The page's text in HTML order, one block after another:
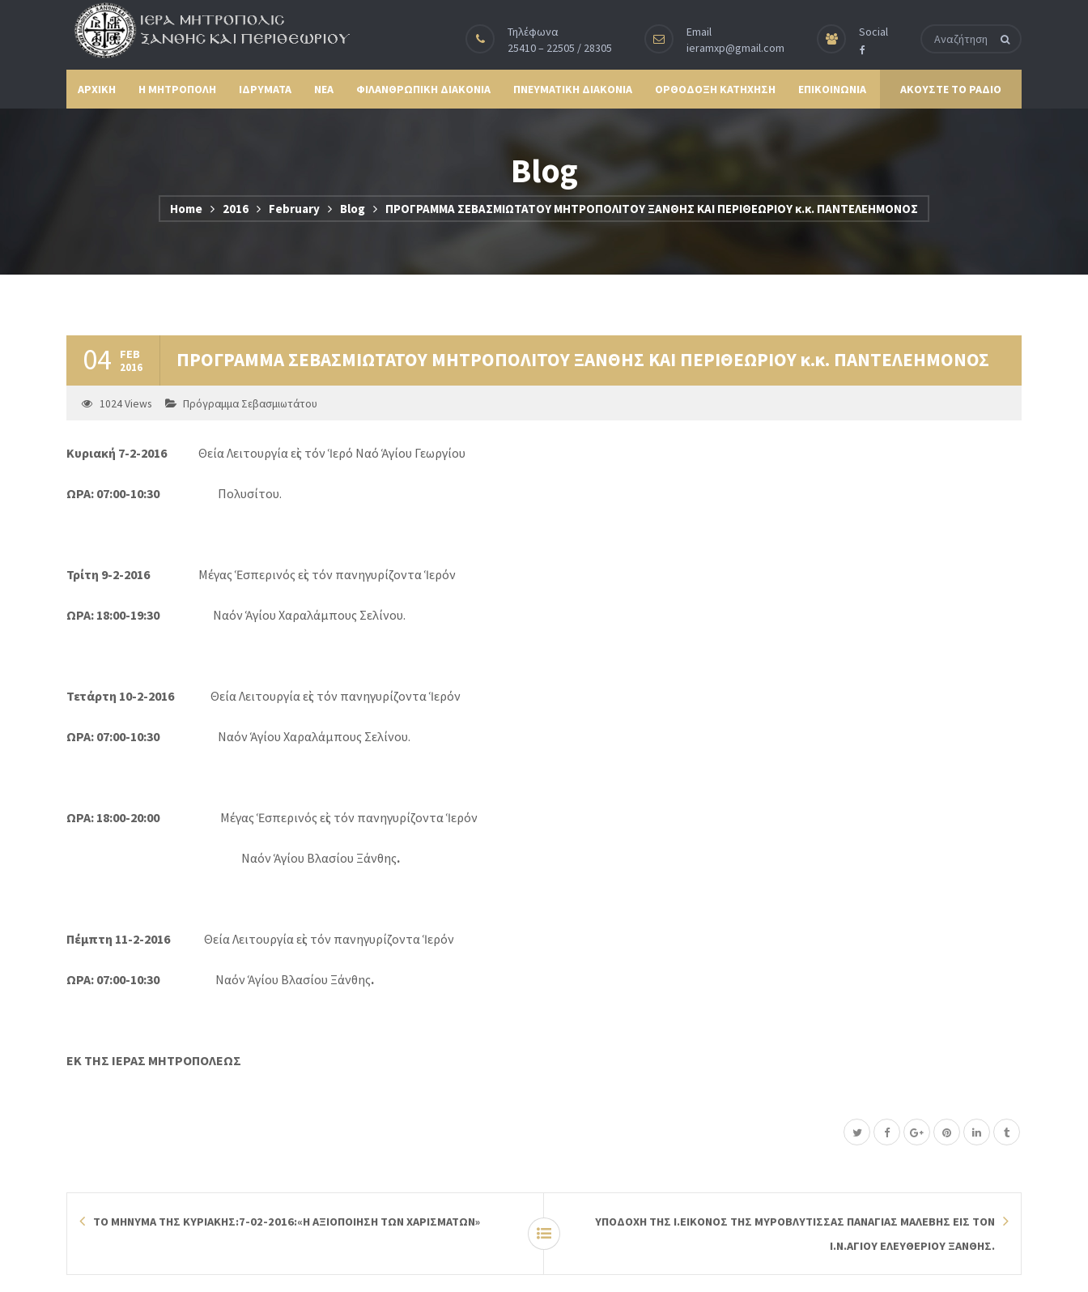
Τηλέφωνα
25410 – 22505 / 28305
Email
ieramxp@gmail.com
Social
ΑΡΧΙΚΗ Η ΜΗΤΡΟΠΟΛΗ ΙΔΡΥΜΑΤΑ ΝΕΑ ΦΙΛΑΝΘΡΩΠΙΚΗ ΔΙΑΚΟΝΙΑ ΠΝΕΥΜΑΤΙΚΗ ΔΙΑΚΟΝΙΑ ΟΡΘΟΔΟΞΗ ΚΑΤΗΧΗΣΗ ΕΠΙΚΟΙΝΩΝΙΑ ΑΚΟΥΣΤΕ ΤΟ ΡΑΔΙΟ
Blog
Home 2016 February Blog ΠΡΟΓΡΑΜΜΑ ΣΕΒΑΣΜΙΩΤΑΤΟΥ ΜΗΤΡΟΠΟΛΙΤΟΥ ΞΑΝΘΗΣ ΚΑΙ ΠΕΡΙΘΕΩΡΙΟΥ κ.κ. ΠΑΝΤΕΛΕΗΜΟΝΟΣ
04 FEB
2016 ΠΡΟΓΡΑΜΜΑ ΣΕΒΑΣΜΙΩΤΑΤΟΥ ΜΗΤΡΟΠΟΛΙΤΟΥ ΞΑΝΘΗΣ ΚΑΙ ΠΕΡΙΘΕΩΡΙΟΥ κ.κ. ΠΑΝΤΕΛΕΗΜΟΝΟΣ
1024Views Πρόγραμμα Σεβασμιωτάτου
Κυριακή 7-2-2016Θεία Λειτουργία εἰς τόν Ἱερό Ναό Ἁγίου Γεωργίου
ΩΡΑ: 07:00-10:30 Πολυσίτου.
Τρίτη 9-2-2016 Μέγας Ἑσπερινός εἰς τόν πανηγυρίζοντα Ἱερόν
ΩΡΑ: 18:00-19:30 Ναόν Ἁγίου Χαραλάμπους Σελίνου.
Τετάρτη 10-2-2016 Θεία Λειτουργία εἰς τόν πανηγυρίζοντα Ἱερόν
ΩΡΑ: 07:00-10:30 Ναόν Ἁγίου Χαραλάμπους Σελίνου.
ΩΡΑ: 18:00-20:00 Μέγας Ἑσπερινός εἰς τόν πανηγυρίζοντα Ἱερόν
Ναόν Ἁγίου Βλασίου Ξάνθης.
Πέμπτη 11-2-2016Θεία Λειτουργία εἰς τόν πανηγυρίζοντα Ἱερόν
ΩΡΑ: 07:00-10:30 Ναόν Ἁγίου Βλασίου Ξάνθης.
ΕΚ ΤΗΣ ΙΕΡΑΣ ΜΗΤΡΟΠΟΛΕΩΣ
ΤΟ ΜΗΝΥΜΑ ΤΗΣ ΚΥΡΙΑΚΗΣ:7-02-2016:«Η ΑΞΙΟΠΟΙΗΣΗ ΤΩΝ ΧΑΡΙΣΜΑΤΩΝ»
ΥΠΟΔΟΧΗ ΤΗΣ Ι.ΕΙΚΟΝΟΣ ΤΗΣ ΜΥΡΟΒΛΥΤΙΣΣΑΣ ΠΑΝΑΓΙΑΣ ΜΑΛΕΒΗΣ ΕΙΣ ΤΟΝ
Ι.Ν.ΑΓΙΟΥ ΕΛΕΥΘΕΡΙΟΥ ΞΑΝΘΗΣ.